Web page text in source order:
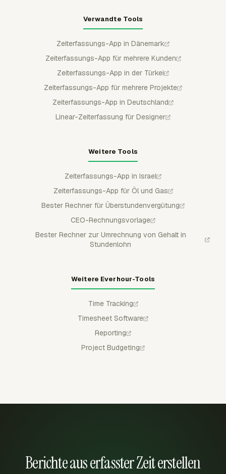
Verwandte Tools
Zeiterfassungs-App in Dänemark
Zeiterfassungs-App für mehrere Kunden
Zeiterfassungs-App in der Türkei
Zeiterfassungs-App für mehrere Projekte
Zeiterfassungs-App in Deutschland
Linear-Zeiterfassung für Designer
Weitere Tools
Zeiterfassungs-App in Israel
Zeiterfassungs-App für Öl und Gas
Bester Rechner für Überstundenvergütung
CEO-Rechnungsvorlage
Bester Rechner zur Umrechnung von Gehalt in
Stundenlohn
Weitere Everhour-Tools
Time Tracking
Timesheet Software
Reporting
Project Budgeting
Berichte aus erfasster Zeit erstellen